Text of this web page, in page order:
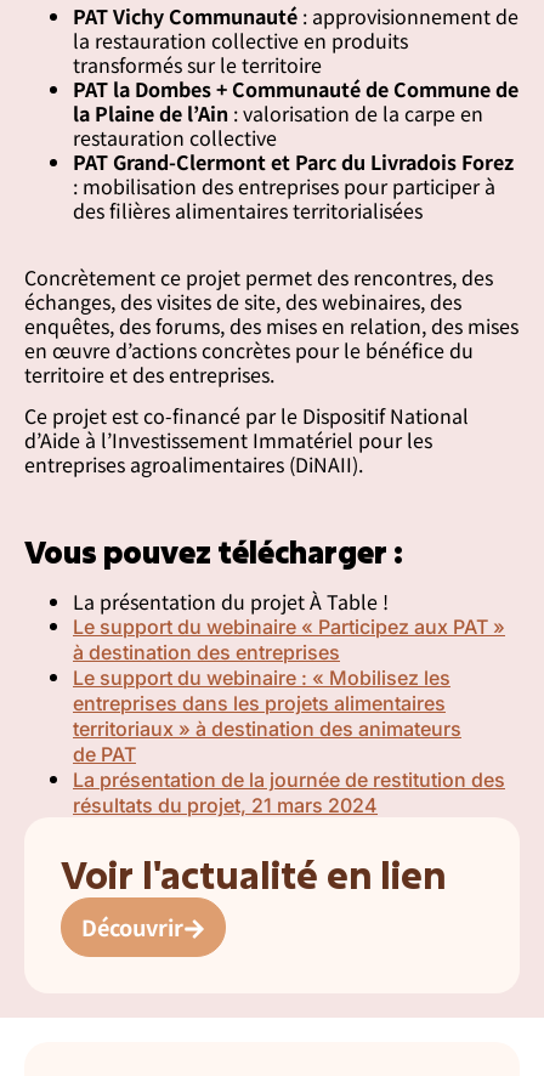
PAT Vichy Communauté : approvisionnement de
la restauration collective en produits
transformés sur le territoire
PAT la Dombes + Communauté de Commune de
la Plaine de l’Ain : valorisation de la carpe en
restauration collective
PAT Grand-Clermont et Parc du Livradois Forez
: mobilisation des entreprises pour participer à
des filières alimentaires territorialisées
Concrètement ce projet permet des rencontres, des
échanges, des visites de site, des webinaires, des
enquêtes, des forums, des mises en relation, des mises
en œuvre d’actions concrètes pour le bénéfice du
territoire et des entreprises.
Ce projet est co-financé par le Dispositif National
d’Aide à l’Investissement Immatériel pour les
entreprises agroalimentaires (DiNAII).
Vous pouvez télécharger :
La présentation du projet À Table !
Le support du webinaire « Participez aux PAT »
à destination des entreprises
Le support du webinaire : « Mobilisez les
entreprises dans les projets alimentaires
territoriaux » à destination des animateurs
de PAT
La présentation de la journée de restitution des
résultats du projet, 21 mars 2024
Voir l'actualité en lien
Découvrir